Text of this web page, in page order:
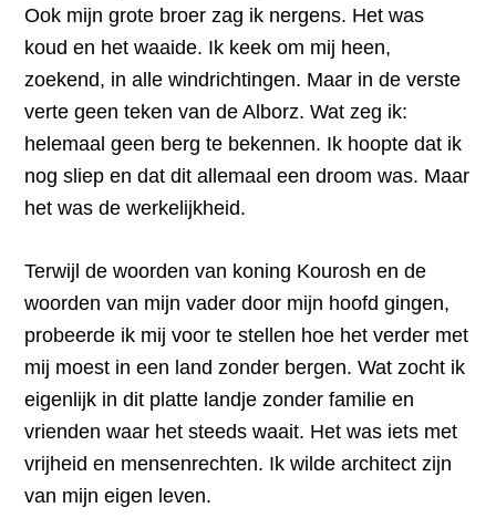
Ook mijn grote broer zag ik nergens. Het was
koud en het waaide. Ik keek om mij heen,
zoekend, in alle windrichtingen. Maar in de verste
verte geen teken van de Alborz. Wat zeg ik:
helemaal geen berg te bekennen. Ik hoopte dat ik
nog sliep en dat dit allemaal een droom was. Maar
het was de werkelijkheid.
Terwijl de woorden van koning Kourosh en de
woorden van mijn vader door mijn hoofd gingen,
probeerde ik mij voor te stellen hoe het verder met
mij moest in een land zonder bergen. Wat zocht ik
eigenlijk in dit platte landje zonder familie en
vrienden waar het steeds waait. Het was iets met
vrijheid en mensenrechten. Ik wilde architect zijn
van mijn eigen leven.